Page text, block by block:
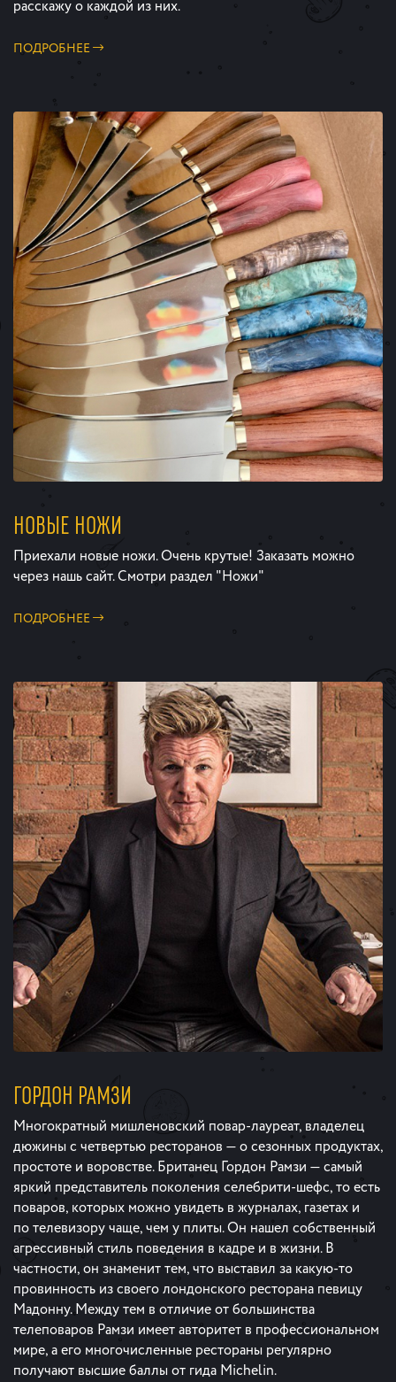
расскажу о каждой из них.
ПОДРОБНЕЕ
НОВЫЕ НОЖИ
Приехали новые ножи. Очень крутые! Заказать можно
через нашь сайт. Смотри раздел "Ножи"
ПОДРОБНЕЕ
ГОРДОН РАМЗИ
Многократный мишленовский повар-лауреат, владелец
дюжины с четвертью ресторанов — о сезонных продуктах,
простоте и воровстве. Британец Гордон Рамзи — самый
яркий представитель поколения селебрити-шефс, то есть
поваров, ­которых можно увидеть в журналах, газетах и
по ­телевизору чаще, чем у плиты. Он нашел собственный
агрессивный стиль поведения в кадре и в жизни. В
частности, он знаменит тем, что выставил за какую-то
провинность из своего лондонского ресторана певицу
Мадонну. Между тем в отличие от большинства
телеповаров Рамзи имеет авторитет в профессиональном
мире, а его многочисленные рестораны регулярно
получают высшие баллы от гида Michelin.